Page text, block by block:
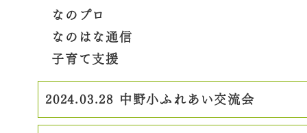
なのプロ
なのはな通信
子育て支援
2024.03.28 中野小ふれあい交流会